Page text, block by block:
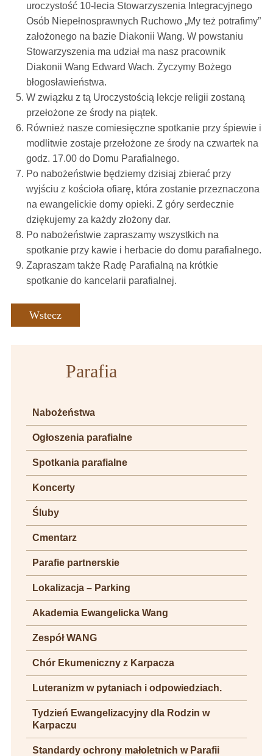
uroczystość 10-lecia Stowarzyszenia Integracyjnego
Osób Niepełnosprawnych Ruchowo „My też potrafimy”
założonego na bazie Diakonii Wang. W powstaniu
Stowarzyszenia ma udział ma nasz pracownik
Diakonii Wang Edward Wach. Życzymy Bożego
błogosławieństwa.
W związku z tą Uroczystością lekcje religii zostaną
przełożone ze środy na piątek.
Również nasze comiesięczne spotkanie przy śpiewie i
modlitwie zostaje przełożone ze środy na czwartek na
godz. 17.00 do Domu Parafialnego.
Po nabożeństwie będziemy dzisiaj zbierać przy
wyjściu z kościoła ofiarę, która zostanie przeznaczona
na ewangelickie domy opieki. Z góry serdecznie
dziękujemy za każdy złożony dar.
Po nabożeństwie zapraszamy wszystkich na
spotkanie przy kawie i herbacie do domu parafialnego.
Zapraszam także Radę Parafialną na krótkie
spotkanie do kancelarii parafialnej.
Wstecz
Parafia
Nabożeństwa
Ogłoszenia parafialne
Spotkania parafialne
Koncerty
Śluby
Cmentarz
Parafie partnerskie
Lokalizacja – Parking
Akademia Ewangelicka Wang
Zespół WANG
Chór Ekumeniczny z Karpacza
Luteranizm w pytaniach i odpowiedziach.
Tydzień Ewangelizacyjny dla Rodzin w
Karpaczu
Standardy ochrony małoletnich w Parafii